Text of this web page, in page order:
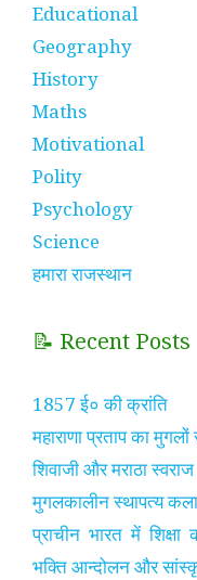
Educational
Geography
History
Maths
Motivational
Polity
Psychology
Science
हमारा राजस्थान
📝 Recent Posts
1857 ई० की क्रांति
महाराणा प्रताप का
शिवाजी और मराठा स्वराज
मुगलकालीन स्थापत्य
प्राचीन भारत में शिक्षा
भक्ति आन्दोलन और